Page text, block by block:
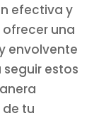
efectiva y
una
envolvente
estos
tu